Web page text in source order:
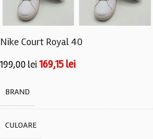
Nike Court Royal 40
199,00lei169,15 lei
BRAND
CULOARE